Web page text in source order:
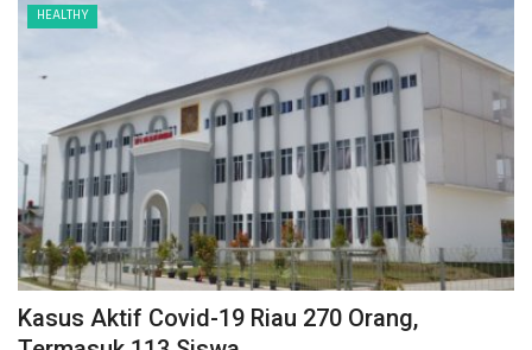
HEALTHY
Kasus Aktif Covid-19 Riau 270 Orang,